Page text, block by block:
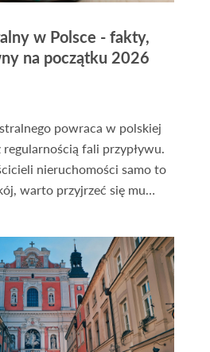
w Polsce - fakty,
na początku 2026
powraca w polskiej
fali przypływu.
nieruchomości samo to
warto przyjrzeć się mu
Na początku 2026 roku
i napływające
że stoimy przed
systemu tego typu danin.